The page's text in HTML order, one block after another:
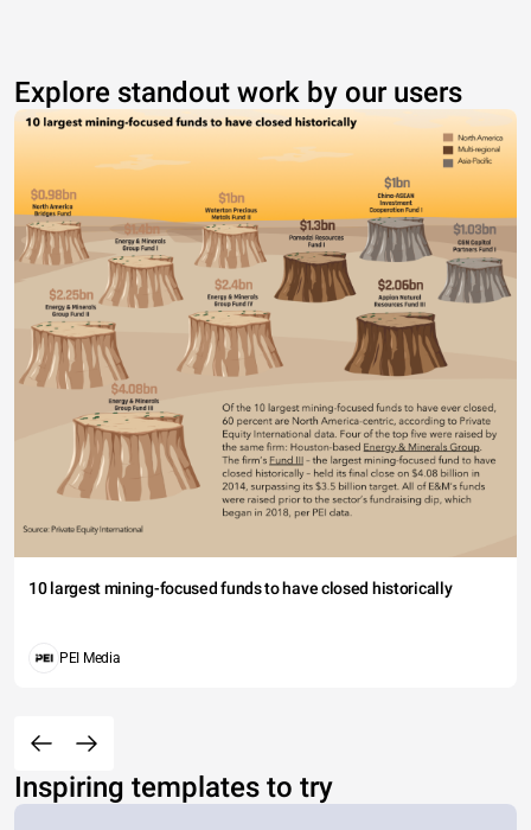
Explore standout work by our users
10 largest mining-focused funds to have closed historically
PEI Media
Inspiring templates to try